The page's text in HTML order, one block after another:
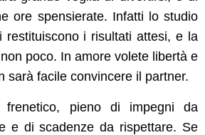
ore spensierate. Infatti lo studio
i risultati attesi, e la
poco. In amore volete libertà e
sarà facile convincere il partner.
frenetico, pieno di impegni da
e di scadenze da rispettare. Se